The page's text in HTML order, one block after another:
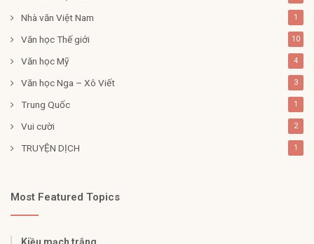
Nhà văn Việt Nam 1
Văn học Thế giới 10
Văn học Mỹ 4
Văn học Nga – Xô Viết 3
Trung Quốc 1
Vui cười 2
TRUYỆN DỊCH 1
Most Featured Topics